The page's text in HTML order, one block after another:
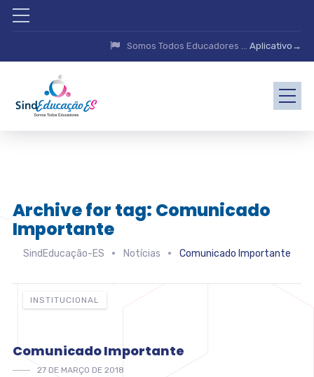
Somos Todos Educadores ...Aplicativo→
Archive for tag: Comunicado
Importante
SindEducação-ES Notícias Comunicado Importante
INSTITUCIONAL
Comunicado Importante
27 DE MARÇO DE 2018